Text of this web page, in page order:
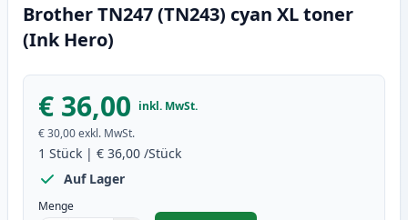
Brother TN247 (TN243) cyan XL toner
(Ink Hero)
€ 36,00 inkl. MwSt.
€ 30,00exkl. MwSt.
1 Stück | € 36,00 /Stück
Auf Lager
Menge